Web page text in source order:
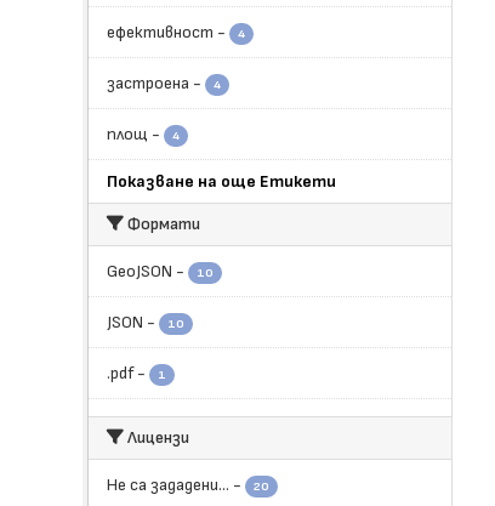
ефективност - 4
застроена - 4
площ - 4
Показване на още Етикети
Формати
GeoJSON - 10
JSON - 10
.pdf - 1
Лицензи
Не са зададени... - 20